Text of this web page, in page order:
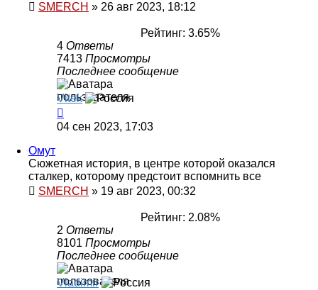
SMERCH » 26 авг 2023, 18:12
Рейтинг: 3.65%
4 Ответы
7413 Просмотры
Последнее сообщение
Vitek
04 сен 2023, 17:03
Омут
Сюжетная история, в центре которой оказался
сталкер, которому предстоит вспомнить все
SMERCH » 19 авг 2023, 00:32
Рейтинг: 2.08%
2 Ответы
8101 Просмотры
Последнее сообщение
Vladimir